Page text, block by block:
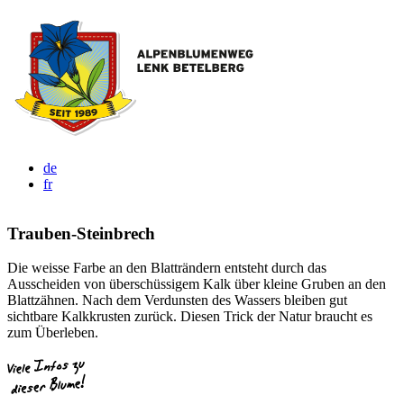
de
fr
Trauben-Steinbrech
Die weisse Farbe an den Blatträndern entsteht durch das
Ausscheiden von überschüssigem Kalk über kleine Gruben an den
Blattzähnen. Nach dem Verdunsten des Wassers bleiben gut
sichtbare Kalkkrusten zurück. Diesen Trick der Natur braucht es
zum Überleben.